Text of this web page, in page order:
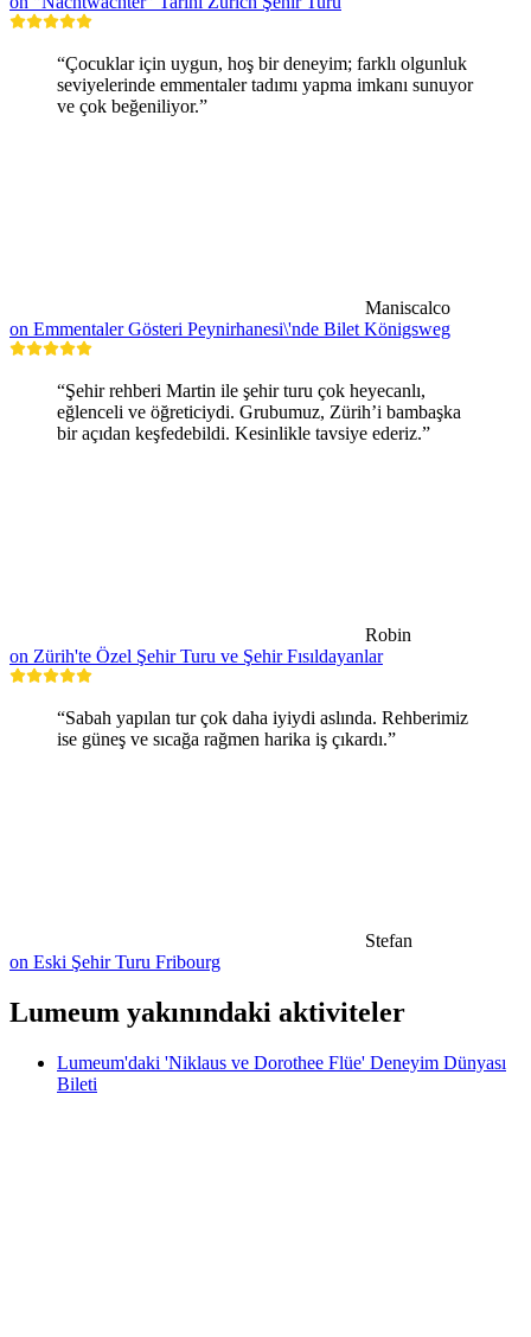
“Çocuklar için uygun, hoş bir deneyim; farklı olgunluk
seviyelerinde emmentaler tadımı yapma imkanı sunuyor
ve çok beğeniliyor.”
Maniscalco
on Emmentaler Gösteri Peynirhanesi\'nde Bilet Königsweg
“Şehir rehberi Martin ile şehir turu çok heyecanlı,
eğlenceli ve öğreticiydi. Grubumuz, Zürih’i bambaşka
bir açıdan keşfedebildi. Kesinlikle tavsiye ederiz.”
Robin
on Zürih'te Özel Şehir Turu ve Şehir Fısıldayanlar
“Sabah yapılan tur çok daha iyiydi aslında. Rehberimiz
ise güneş ve sıcağa rağmen harika iş çıkardı.”
Stefan
on Eski Şehir Turu Fribourg
Lumeum yakınındaki aktiviteler
Lumeum'daki 'Niklaus ve Dorothee Flüe' Deneyim Dünyası
Bileti